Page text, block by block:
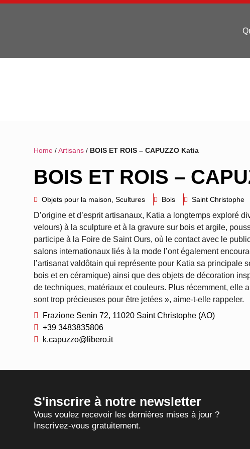
Home /Artisans / BOIS ET ROIS – CAPUZZO Katia
BOIS ET ROIS –
Objets pour la maison ,Scultures Bois Saint Christophe
D’origine et d’esprit artisanaux, Katia a longtemps exploré
velours) à la sculpture et à la gravure sur bois et argile, poussée par
participe à la Foire de Saint Ours, où le contact avec le
salons internationaux liés à la mode l’ont également encouragée à élargir ses horizons.
l’artisanat valdôtain qui représente pour Katia sa principale
bois et en céramique) ainsi que des objets de décoration
de techniques, matériaux et couleurs. Plus récemment, elle
sont trop précieuses pour être jetées », aime-t-elle rappeler.
Frazione Senin 72, 11020 Saint Christophe (AO)
+39 3483835806
k.capuzzo@libero.it
S'inscrire à notre newsletter
Vous voulez recevoir les dernières mises à jour ?
Inscrivez-vous gratuitement.